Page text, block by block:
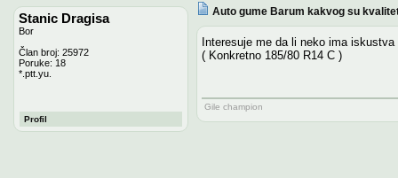
Stanic Dragisa
Bor
Član broj: 25972
Poruke: 18
*.ptt.yu.
Profil
Auto gume Barum kakvog su
Interesuje me da li neko ima
( Konkretno 185/80 R14 C )
Gile champion